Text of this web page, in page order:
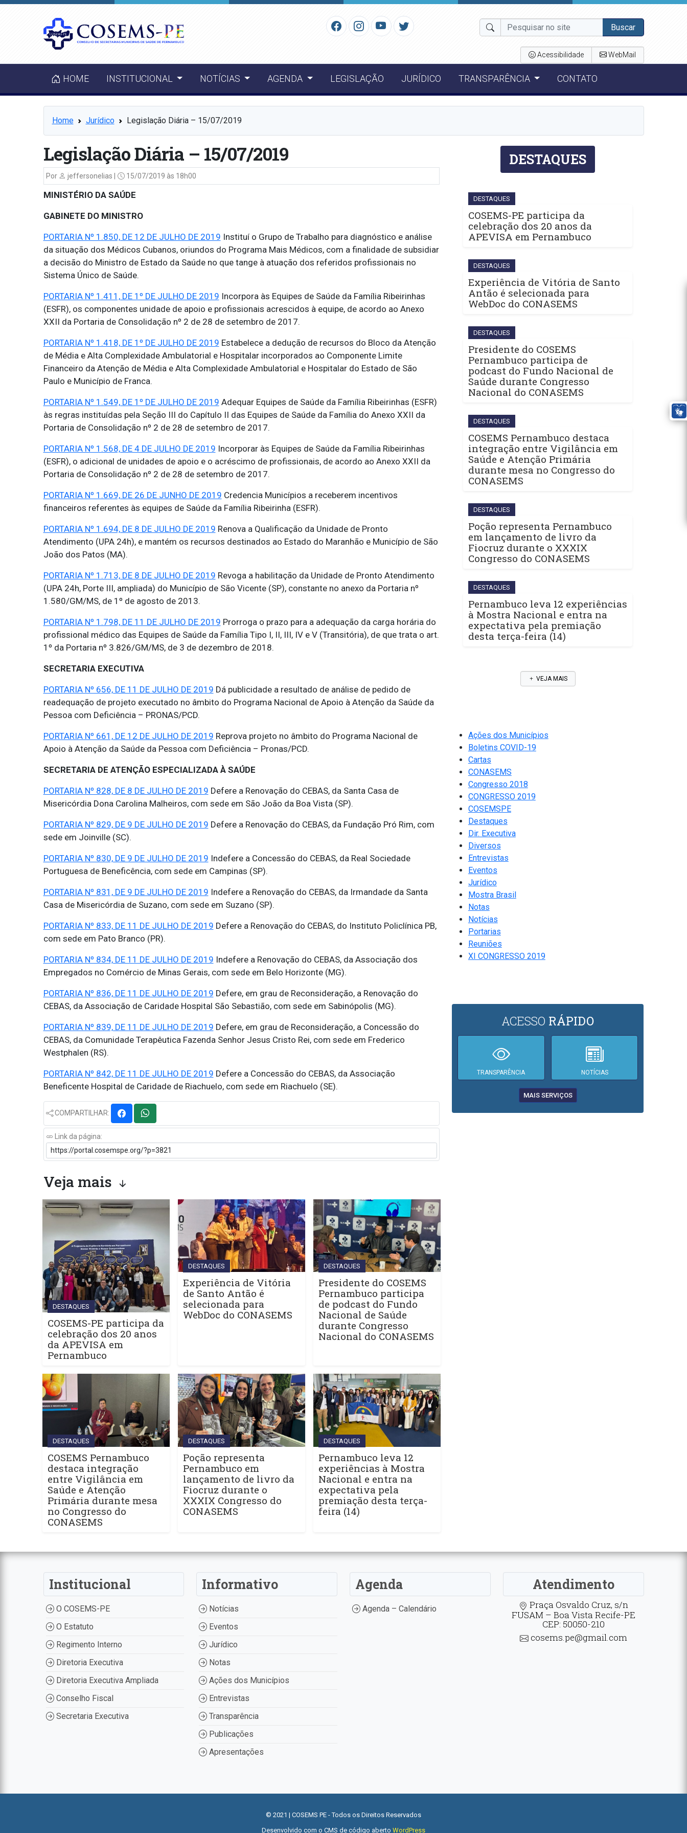
Buscar
Acessibilidade WebMail
HOME INSTITUCIONAL NOTÍCIAS AGENDA LEGISLAÇÃO JURÍDICO TRANSPARÊNCIA CONTATO
Home Jurídico Legislação Diária – 15/07/2019
Legislação Diária – 15/07/2019
Por jeffersonelias | 15/07/2019 às 18h00
MINISTÉRIO DA SAÚDE
GABINETE DO MINISTRO
PORTARIA Nº 1.850, DE 12 DE JULHO DE 2019 Instituí o Grupo de Trabalho para diagnóstico e análise
da situação dos Médicos Cubanos, oriundos do Programa Mais Médicos, com a finalidade de subsidiar
a decisão do Ministro de Estado da Saúde no que tange à atuação dos referidos profissionais no
Sistema Único de Saúde.
PORTARIA Nº 1.411, DE 1º DE JULHO DE 2019 Incorpora às Equipes de Saúde da Família Ribeirinhas
(ESFR), os componentes unidade de apoio e profissionais acrescidos à equipe, de acordo ao Anexo
XXII da Portaria de Consolidação nº 2 de 28 de setembro de 2017.
PORTARIA Nº 1.418, DE 1º DE JULHO DE 2019 Estabelece a dedução de recursos do Bloco da Atenção
de Média e Alta Complexidade Ambulatorial e Hospitalar incorporados ao Componente Limite
Financeiro da Atenção de Média e Alta Complexidade Ambulatorial e Hospitalar do Estado de São
Paulo e Município de Franca.
PORTARIA Nº 1.549, DE 1º DE JULHO DE 2019 Adequar Equipes de Saúde da Família Ribeirinhas (ESFR)
às regras instituídas pela Seção III do Capítulo II das Equipes de Saúde da Família do Anexo XXII da
Portaria de Consolidação nº 2 de 28 de setembro de 2017.
PORTARIA Nº 1.568, DE 4 DE JULHO DE 2019 Incorporar às Equipes de Saúde da Família Ribeirinhas
(ESFR), o adicional de unidades de apoio e o acréscimo de profissionais, de acordo ao Anexo XXII da
Portaria de Consolidação nº 2 de 28 de setembro de 2017.
PORTARIA Nº 1.669, DE 26 DE JUNHO DE 2019 Credencia Municípios a receberem incentivos
financeiros referentes às equipes de Saúde da Família Ribeirinha (ESFR).
PORTARIA Nº 1.694, DE 8 DE JULHO DE 2019 Renova a Qualificação da Unidade de Pronto
Atendimento (UPA 24h), e mantém os recursos destinados ao Estado do Maranhão e Município de São
João dos Patos (MA).
PORTARIA Nº 1.713, DE 8 DE JULHO DE 2019 Revoga a habilitação da Unidade de Pronto Atendimento
(UPA 24h, Porte III, ampliada) do Município de São Vicente (SP), constante no anexo da Portaria nº
1.580/GM/MS, de 1º de agosto de 2013.
PORTARIA Nº 1.798, DE 11 DE JULHO DE 2019 Prorroga o prazo para a adequação da carga horária do
profissional médico das Equipes de Saúde da Família Tipo I, II, III, IV e V (Transitória), de que trata o art.
1º da Portaria nº 3.826/GM/MS, de 3 de dezembro de 2018.
SECRETARIA EXECUTIVA
PORTARIA Nº 656, DE 11 DE JULHO DE 2019 Dá publicidade a resultado de análise de pedido de
readequação de projeto executado no âmbito do Programa Nacional de Apoio à Atenção da Saúde da
Pessoa com Deficiência – PRONAS/PCD.
PORTARIA Nº 661, DE 12 DE JULHO DE 2019 Reprova projeto no âmbito do Programa Nacional de
Apoio à Atenção da Saúde da Pessoa com Deficiência – Pronas/PCD.
SECRETARIA DE ATENÇÃO ESPECIALIZADA À SAÚDE
PORTARIA Nº 828, DE 8 DE JULHO DE 2019 Defere a Renovação do CEBAS, da Santa Casa de
Misericórdia Dona Carolina Malheiros, com sede em São João da Boa Vista (SP).
PORTARIA Nº 829, DE 9 DE JULHO DE 2019 Defere a Renovação do CEBAS, da Fundação Pró Rim, com
sede em Joinville (SC).
PORTARIA Nº 830, DE 9 DE JULHO DE 2019 Indefere a Concessão do CEBAS, da Real Sociedade
Portuguesa de Beneficência, com sede em Campinas (SP).
PORTARIA Nº 831, DE 9 DE JULHO DE 2019 Indefere a Renovação do CEBAS, da Irmandade da Santa
Casa de Misericórdia de Suzano, com sede em Suzano (SP).
PORTARIA Nº 833, DE 11 DE JULHO DE 2019 Defere a Renovação do CEBAS, do Instituto Policlínica PB,
com sede em Pato Branco (PR).
PORTARIA Nº 834, DE 11 DE JULHO DE 2019 Indefere a Renovação do CEBAS, da Associação dos
Empregados no Comércio de Minas Gerais, com sede em Belo Horizonte (MG).
PORTARIA Nº 836, DE 11 DE JULHO DE 2019 Defere, em grau de Reconsideração, a Renovação do
CEBAS, da Associação de Caridade Hospital São Sebastião, com sede em Sabinópolis (MG).
PORTARIA Nº 839, DE 11 DE JULHO DE 2019 Defere, em grau de Reconsideração, a Concessão do
CEBAS, da Comunidade Terapêutica Fazenda Senhor Jesus Cristo Rei, com sede em Frederico
Westphalen (RS).
PORTARIA Nº 842, DE 11 DE JULHO DE 2019 Defere a Concessão do CEBAS, da Associação
Beneficente Hospital de Caridade de Riachuelo, com sede em Riachuelo (SE).
COMPARTILHAR:
Link da página:
Veja mais
DESTAQUES
COSEMS-PE participa da
celebração dos 20 anos
da APEVISA em
Pernambuco
DESTAQUES
Experiência de Vitória
de Santo Antão é
selecionada para
WebDoc do CONASEMS
DESTAQUES
Presidente do COSEMS
Pernambuco participa
de podcast do Fundo
Nacional de Saúde
durante Congresso
Nacional do CONASEMS
DESTAQUES
COSEMS Pernambuco
destaca integração
entre Vigilância em
Saúde e Atenção
Primária durante mesa
no Congresso do
CONASEMS
DESTAQUES
Poção representa
Pernambuco em
lançamento de livro da
Fiocruz durante o
XXXIX Congresso do
CONASEMS
DESTAQUES
Pernambuco leva 12
experiências à Mostra
Nacional e entra na
expectativa pela
premiação desta terça-
feira (14)
DESTAQUES
DESTAQUES
COSEMS-PE participa da
celebração dos 20 anos da
APEVISA em Pernambuco
DESTAQUES
Experiência de Vitória de Santo
Antão é selecionada para
WebDoc do CONASEMS
DESTAQUES
Presidente do COSEMS
Pernambuco participa de
podcast do Fundo Nacional de
Saúde durante Congresso
Nacional do CONASEMS
DESTAQUES
COSEMS Pernambuco destaca
integração entre Vigilância em
Saúde e Atenção Primária
durante mesa no Congresso do
CONASEMS
DESTAQUES
Poção representa Pernambuco
em lançamento de livro da
Fiocruz durante o XXXIX
Congresso do CONASEMS
DESTAQUES
Pernambuco leva 12 experiências
à Mostra Nacional e entra na
expectativa pela premiação
desta terça-feira (14)
VEJA MAIS
Ações dos Municípios
Boletins COVID-19
Cartas
CONASEMS
Congresso 2018
CONGRESSO 2019
COSEMSPE
Destaques
Dir. Executiva
Diversos
Entrevistas
Eventos
Jurídico
Mostra Brasil
Notas
Notícias
Portarias
Reuniões
XI CONGRESSO 2019
ACESSO RÁPIDO
TRANSPARÊNCIA NOTÍCIAS
MAIS SERVIÇOS
Institucional
O COSEMS-PE
O Estatuto
Regimento Interno
Diretoria Executiva
Diretoria Executiva Ampliada
Conselho Fiscal
Secretaria Executiva
Informativo
Notícias
Eventos
Jurídico
Notas
Ações dos Municípios
Entrevistas
Transparência
Publicações
Apresentações
Agenda
Agenda – Calendário
Atendimento
Praça Osvaldo Cruz, s/n
FUSAM – Boa Vista Recife-PE
CEP: 50050-210
cosems.pe@gmail.com
© 2021 | COSEMS PE - Todos os Direitos Reservados
Desenvolvido com o CMS de código aberto WordPress